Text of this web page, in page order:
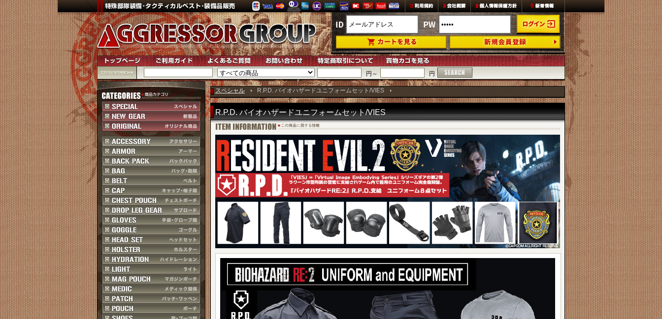
円～ 円
スペシャル R.P.D. バイオハザードユニフォームセット/VIES
R.P.D. バイオハザードユニフォームセット/VIES